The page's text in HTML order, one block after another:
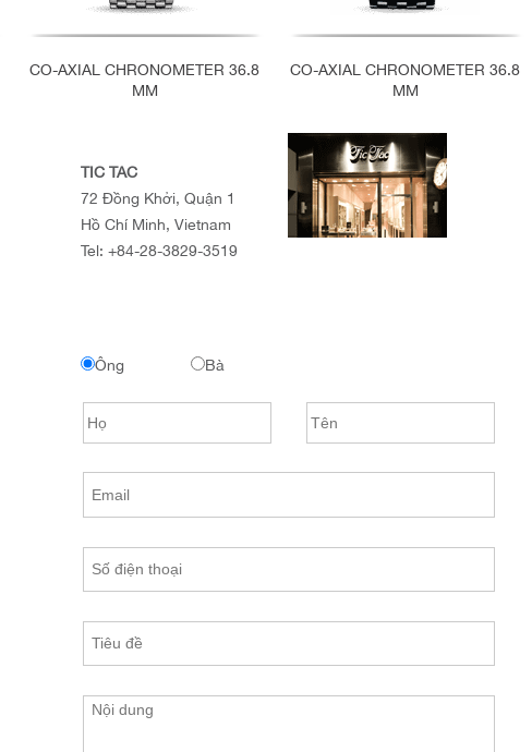
CO-AXIAL CHRONOMETER 36.8
MM
CO-AXIAL CHRONOMETER 36.8
MM
TIC TAC
72 Đồng Khởi, Quận 1
Hồ Chí Minh, Vietnam
Tel: +84-28-3829-3519
Ông Bà